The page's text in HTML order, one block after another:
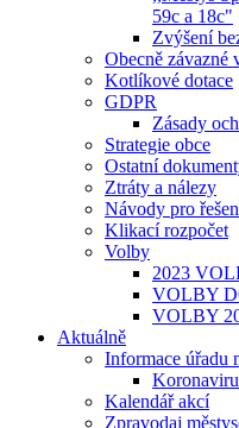
59c a 18c"
Zvýšení
Obecně závazné
Kotlíkové dotace
GDPR
Zásady
Strategie obce
Ostatní
Ztráty a nálezy
Návody pro
Klikací rozpočet
Volby
2023
VOLBY
VOLBY
Aktuálně
Informace úřadu
Kalendář akcí
Zpravodaj